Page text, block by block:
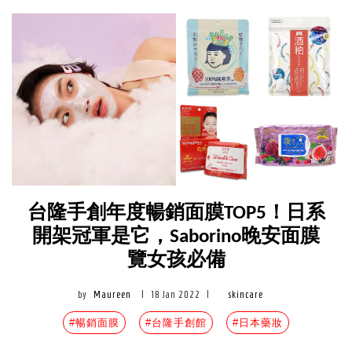
台隆手創年度暢銷面膜TOP5！日系
開架冠軍是它，Saborino晚安面膜
覽女孩必備
by Maureen 18 Jan 2022 skincare
#暢銷面膜 #台隆手創館 #日本藥妝